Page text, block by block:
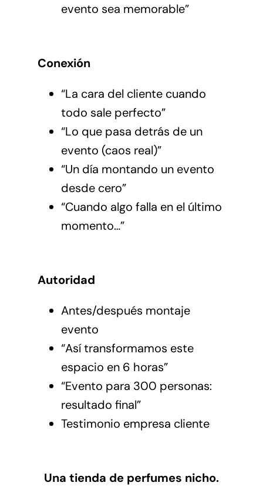
evento sea memorable”
Conexión
“La cara del cliente cuando
todo sale perfecto”
“Lo que pasa detrás de un
evento (caos real)”
“Un día montando un evento
desde cero”
“Cuando algo falla en el último
momento…”
Autoridad
Antes/después montaje
evento
“Así transformamos este
espacio en 6 horas”
“Evento para 300 personas:
resultado final”
Testimonio empresa cliente
Una tienda de perfumes nicho.